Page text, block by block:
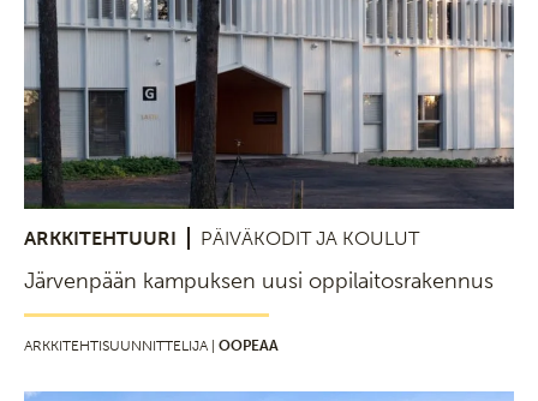
ARKKITEHTUURI PÄIVÄKODIT JA KOULUT
Järvenpään kampuksen uusi oppilaitosrakennus
ARKKITEHTISUUNNITTELIJA | OOPEAA